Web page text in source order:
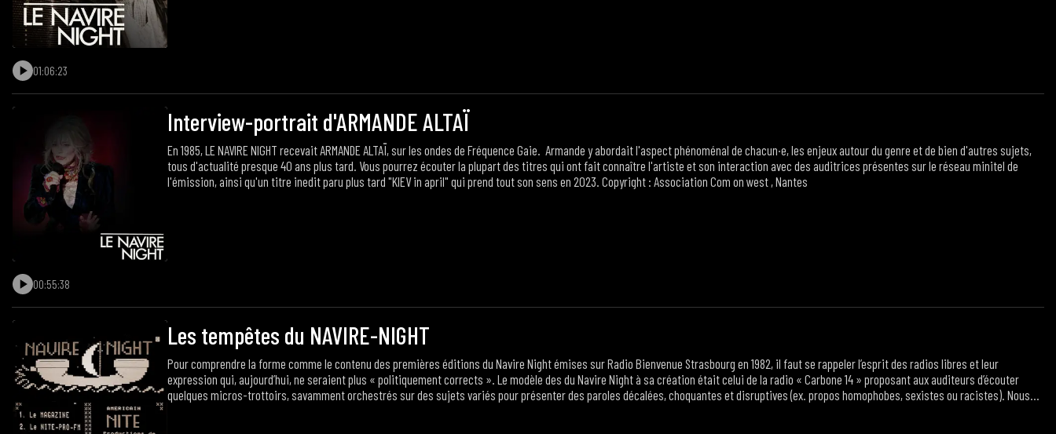
01:06:23
Interview-portrait d'ARMANDE ALTAÏ
En 1985, LE NAVIRE NIGHT recevait ARMANDE ALTAÏ, sur les ondes de Fréquence Gaie. Armande y abordait l'aspect phénoménal de chacun·e, les enjeux autour du genre et de bien d'autres sujets,
tous d'actualité presque 40 ans plus tard. Vous pourrez écouter la plupart des titres qui ont fait connaître l'artiste et son interaction avec des auditrices présentes sur le réseau minitel de
l'émission, ainsi qu'un titre inedit paru plus tard "KIEV in april" qui prend tout son sens en 2023. Copyright : Association Com on west , Nantes
00:55:38
Les tempêtes du NAVIRE-NIGHT
Pour comprendre la forme comme le contenu des premières éditions du Navire Night émises sur Radio Bienvenue Strasbourg en 1982, il faut se rappeler l’esprit des radios libres et leur
expression qui, aujourd’hui, ne seraient plus « politiquement corrects ». Le modèle des du Navire Night à sa création était celui de la radio « Carbone 14 » proposant aux auditeurs d’écouter
quelques micros-trottoirs, savamment orchestrés sur des sujets variés pour présenter des paroles décalées, choquantes et disruptives (ex. propos homophobes, sexistes ou racistes). Nous